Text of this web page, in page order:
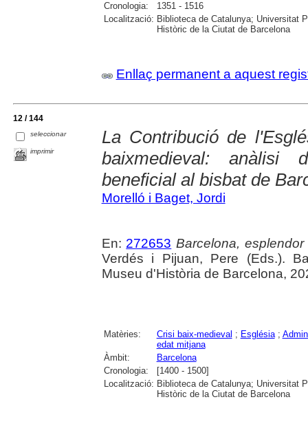
Cronologia:
1351 - 1516
Localització: Biblioteca de Catalunya; Universitat
Històric de la Ciutat de Barcelona
Enllaç permanent a aquest
12 / 144
seleccionar
imprimir
La Contribució de
baixmedieval: anàlisi
beneficial al bisbat de
Morelló i Baget, Jordi
En: 272653 Barcelona,
Verdés i Pijuan, Pere (Eds.).
Museu d'Història de Barcelona,
Matèries: Crisi baix-medieval ; Església;
edat mitjana
Àmbit:
Barcelona
Cronologia:
[1400 - 1500]
Localització: Biblioteca de Catalunya; Universitat
Històric de la Ciutat de Barcelona